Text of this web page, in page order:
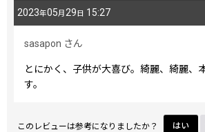
2023年05月 29日 15:27
sasapon さん
とにかく、子供が大喜び。綺麗、綺麗、
す。
このレビューは参考になりましたか？ はい